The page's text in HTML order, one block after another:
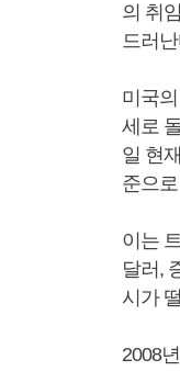
의 취
드러
미국
세로
일 현
준으
이는
달러,
시가
2008